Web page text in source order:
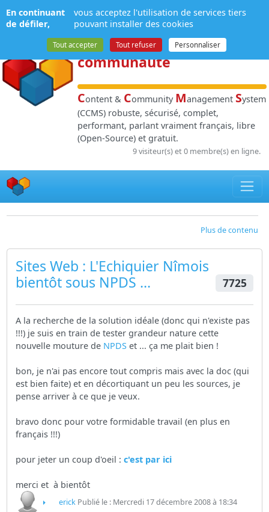
NPDS:Gestion de
contenuet de
communauté
Content & Community Management System
(CCMS) robuste, sécurisé, complet,
performant, parlant vraiment français, libre
(Open-Source) et gratuit.
9 visiteur(s) et 0 membre(s) en ligne.
Plus de contenu
Sites Web : L'Echiquier Nîmois
bientôt sous NPDS ... 7725
A la recherche de la solution idéale (donc qui n'existe pas
!!!) je suis en train de tester grandeur nature cette
nouvelle mouture de NPDS et ... ça me plait bien !
bon, je n'ai pas encore tout compris mais avec la doc (qui
est bien faite) et en décortiquant un peu les sources, je
pense arriver à ce que je veux.
bravo donc pour votre formidable travail (en plus en
français !!!)
pour jeter un coup d'oeil :c'est par ici
merci et à bientôt
erickPublié le : Mercredi 17 décembre 2008 à 18:34
Panneau de gestion des cookies
En continuant
de défiler,
vous acceptez l'utilisation de services tiers
pouvant installer des cookies
Tout accepter Tout refuser Personnaliser